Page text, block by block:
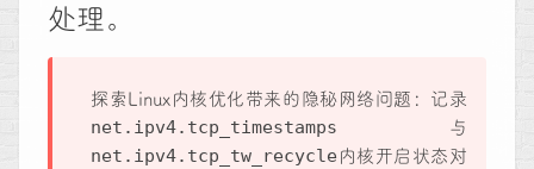
处理。
探索Linux内核优化带来的隐秘网络问题：记录
net.ipv4.tcp_timestamps 与
net.ipv4.tcp_tw_recycle 内核开启状态对